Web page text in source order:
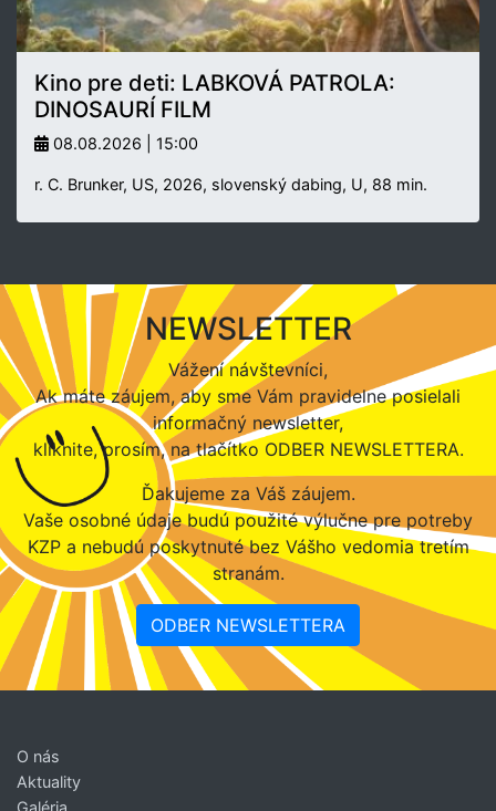
Kino pre deti: LABKOVÁ PATROLA:
DINOSAURÍ FILM
08.08.2026 | 15:00
r. C. Brunker, US, 2026, slovenský dabing, U, 88 min.
NEWSLETTER
Vážení návštevníci,
Ak máte záujem, aby sme Vám pravidelne posielali
informačný newsletter,
kliknite, prosím, na tlačítko ODBER NEWSLETTERA.
Ďakujeme za Váš záujem.
Vaše osobné údaje budú použité výlučne pre potreby
KZP a nebudú poskytnuté bez Vášho vedomia tretím
stranám.
ODBER NEWSLETTERA
O nás
Aktuality
Galéria